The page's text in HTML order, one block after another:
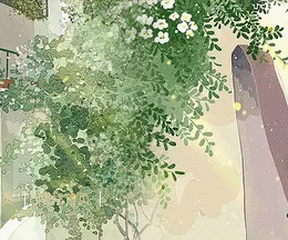
网站首页